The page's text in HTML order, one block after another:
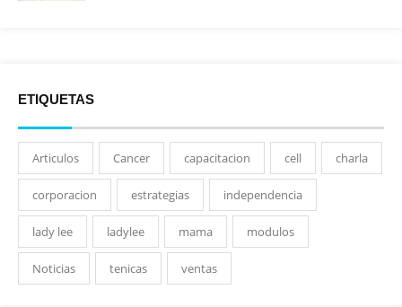
ETIQUETAS
Articulos Cancer capacitacion cell charla
corporacion estrategias independencia
lady lee ladylee mama modulos
Noticias tenicas ventas